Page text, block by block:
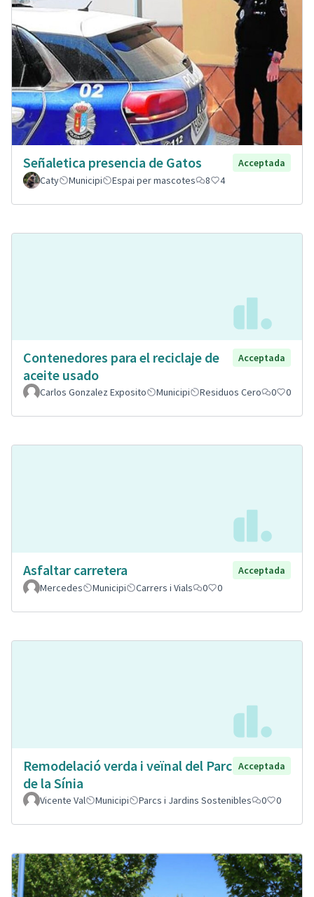
Señaletica presencia de Gatos
Acceptada
Caty
Municipi Espai per mascotes 8 4
Contenedores para el reciclaje de
aceite usado
Acceptada
Carlos Gonzalez Exposito Municipi Residuos Cero 0 0
Asfaltar carretera
Acceptada
Mercedes
Municipi Carrers i Vials 0 0
Remodelació verda i veïnal del Parc
de la Sínia
Acceptada
Vicente Val Municipi Parcs i Jardins Sostenibles 0 0